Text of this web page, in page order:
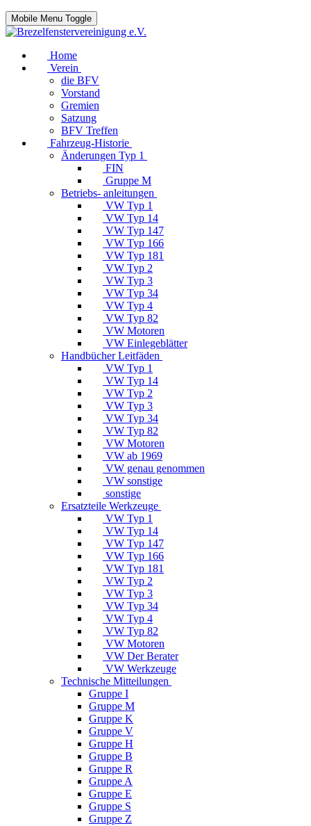
Mobile Menu Toggle
Home
Verein
die BFV
Vorstand
Gremien
Satzung
BFV Treffen
Fahrzeug-Historie
Änderungen Typ 1
FIN
Gruppe M
Betriebs- anleitungen
VW Typ 1
VW Typ 14
VW Typ 147
VW Typ 166
VW Typ 181
VW Typ 2
VW Typ 3
VW Typ 34
VW Typ 4
VW Typ 82
VW Motoren
VW Einlegeblätter
Handbücher Leitfäden
VW Typ 1
VW Typ 14
VW Typ 2
VW Typ 3
VW Typ 34
VW Typ 82
VW Motoren
VW ab 1969
VW genau genommen
VW sonstige
sonstige
Ersatzteile Werkzeuge
VW Typ 1
VW Typ 14
VW Typ 147
VW Typ 166
VW Typ 181
VW Typ 2
VW Typ 3
VW Typ 34
VW Typ 4
VW Typ 82
VW Motoren
VW Der Berater
VW Werkzeuge
Technische Mitteilungen
Gruppe I
Gruppe M
Gruppe K
Gruppe V
Gruppe H
Gruppe B
Gruppe R
Gruppe A
Gruppe E
Gruppe S
Gruppe Z